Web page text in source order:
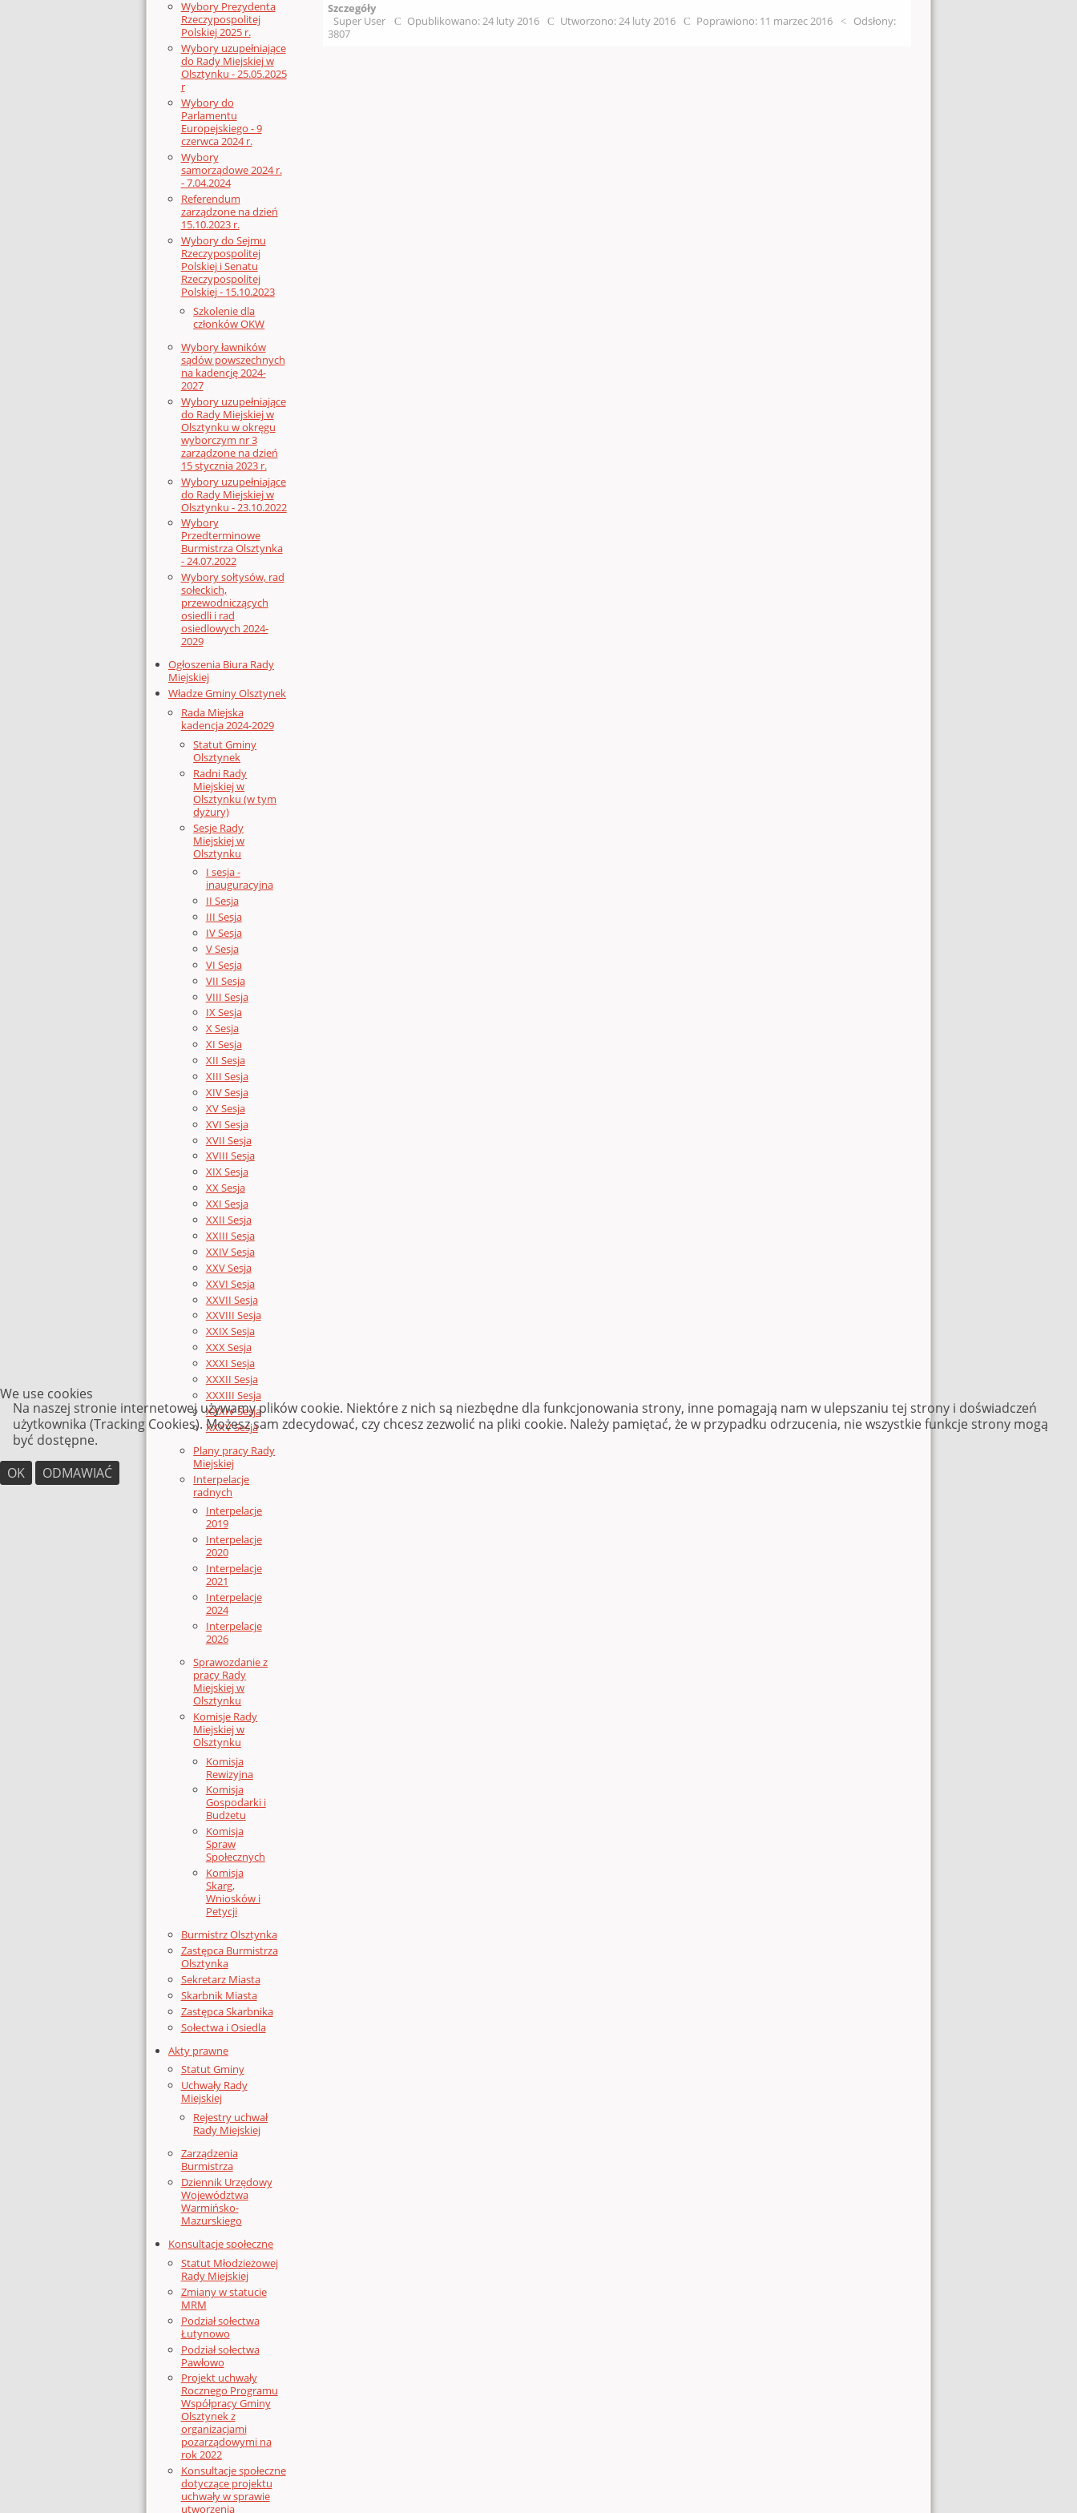
Wybory Prezydenta
Rzeczypospolitej
Polskiej 2025 r.
Wybory uzupełniające
do Rady Miejskiej w
Olsztynku - 25.05.2025
r
Wybory do
Parlamentu
Europejskiego - 9
czerwca 2024 r.
Wybory
samorządowe 2024 r.
- 7.04.2024
Referendum
zarządzone na dzień
15.10.2023 r.
Wybory do Sejmu
Rzeczypospolitej
Polskiej i Senatu
Rzeczypospolitej
Polskiej - 15.10.2023
Szkolenie dla
członków OKW
Wybory ławników
sądów powszechnych
na kadencję 2024-
2027
Wybory uzupełniające
do Rady Miejskiej w
Olsztynku w okręgu
wyborczym nr 3
zarządzone na dzień
15 stycznia 2023 r.
Wybory uzupełniające
do Rady Miejskiej w
Olsztynku - 23.10.2022
Wybory
Przedterminowe
Burmistrza Olsztynka
- 24.07.2022
Wybory sołtysów, rad
sołeckich,
przewodniczących
osiedli i rad
osiedlowych 2024-
2029
Ogłoszenia Biura Rady
Miejskiej
Władze Gminy Olsztynek
Rada Miejska
kadencja 2024-2029
Statut Gminy
Olsztynek
Radni Rady
Miejskiej w
Olsztynku (w tym
dyżury)
Sesje Rady
Miejskiej w
Olsztynku
I sesja -
inauguracyjna
II Sesja
III Sesja
IV Sesja
V Sesja
VI Sesja
VII Sesja
VIII Sesja
IX Sesja
X Sesja
XI Sesja
XII Sesja
XIII Sesja
XIV Sesja
XV Sesja
XVI Sesja
XVII Sesja
XVIII Sesja
XIX Sesja
XX Sesja
XXI Sesja
XXII Sesja
XXIII Sesja
XXIV Sesja
XXV Sesja
XXVI Sesja
XXVII Sesja
XXVIII Sesja
XXIX Sesja
XXX Sesja
XXXI Sesja
XXXII Sesja
XXXIII Sesja
XXXIV Sesja
XXXV Sesja
Plany pracy Rady
Miejskiej
Interpelacje
radnych
Interpelacje
2019
Interpelacje
2020
Interpelacje
2021
Interpelacje
2024
Interpelacje
2026
Sprawozdanie z
pracy Rady
Miejskiej w
Olsztynku
Komisje Rady
Miejskiej w
Olsztynku
Komisja
Rewizyjna
Komisja
Gospodarki i
Budżetu
Komisja
Spraw
Społecznych
Komisja
Skarg,
Wniosków i
Petycji
Burmistrz Olsztynka
Zastępca Burmistrza
Olsztynka
Sekretarz Miasta
Skarbnik Miasta
Zastępca Skarbnika
Sołectwa i Osiedla
Akty prawne
Statut Gminy
Uchwały Rady
Miejskiej
Rejestry uchwał
Rady Miejskiej
Zarządzenia
Burmistrza
Dziennik Urzędowy
Województwa
Warmińsko-
Mazurskiego
Konsultacje społeczne
Statut Młodzieżowej
Rady Miejskiej
Zmiany w statucie
MRM
Podział sołectwa
Łutynowo
Podział sołectwa
Pawłowo
Projekt uchwały
Rocznego Programu
Współpracy Gminy
Olsztynek z
organizacjami
pozarządowymi na
rok 2022
Konsultacje społeczne
dotyczące projektu
uchwały w sprawie
utworzenia
Szczegóły
Super User
Opublikowano: 24 luty 2016 Utworzono: 24 luty 2016 Poprawiono: 11 marzec 2016
Odsłony:
3807
We use cookies
Na naszej stronie internetowej używamy plików cookie. Niektóre z nich są niezbędne dla funkcjonowania strony, inne pomagają nam w ulepszaniu tej strony i doświadczeń
użytkownika (Tracking Cookies). Możesz sam zdecydować, czy chcesz zezwolić na pliki cookie. Należy pamiętać, że w przypadku odrzucenia, nie wszystkie funkcje strony mogą
być dostępne.
OK
ODMAWIAĆ